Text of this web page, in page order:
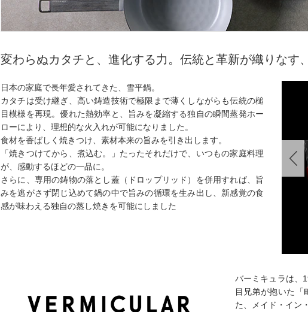
変わらぬカタチと、進化する力。伝統と革新が織りなす
日本の家庭で長年愛されてきた、雪平鍋。
カタチは受け継ぎ、高い鋳造技術で極限まで薄くしながらも伝統の槌
目模様を再現。優れた熱効率と、旨みを凝縮する独自の瞬間蒸発ホー
ローにより、理想的な火入れが可能になりました。
食材を香ばしく焼きつけ、素材本来の旨みを引き出します。
「焼きつけてから、煮込む。」たったそれだけで、いつもの家庭料理
が、感動するほどの一品に。
さらに、専用の鋳物の落とし蓋（ドロップリッド）を併用すれば、旨
みを逃がさず閉じ込めて鍋の中で旨みの循環を生み出し、新感覚の食
感が味わえる独自の蒸し焼きを可能にしました
バーミキュラは、
目兄弟が抱いた「
た、メイド・イン